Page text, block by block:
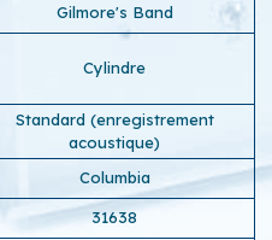
Gilmore's Band
Cylindre
Standard (enregistrement
acoustique)
Columbia
31638